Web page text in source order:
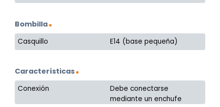
Bombilla
Casquillo E14 (base pequeña)
Características
Conexión
Debe conectarse
mediante un enchufe